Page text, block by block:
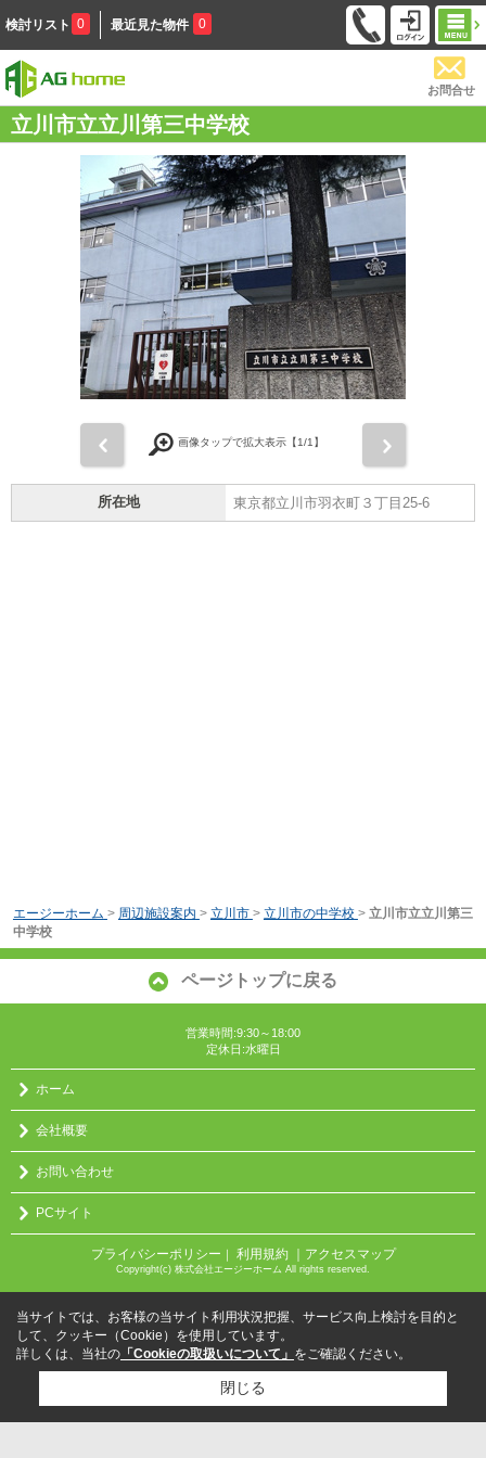
検討リスト 0 最近見た物件 0
お問合せ
立川市立立川第三中学校
画像タップで拡大表示【1/1】
所在地 東京都立川市羽衣町３丁目25-6
エージーホーム > 周辺施設案内 > 立川市 > 立川市の中学校 > 立川市立立川第三
中学校
ページトップに戻る
営業時間:9:30～18:00
定休日:水曜日
ホーム
会社概要
お問い合わせ
PCサイト
プライバシーポリシー ｜ 利用規約 ｜アクセスマップ
Copyright(c) 株式会社エージーホーム All rights reserved.
当サイトでは、お客様の当サイト利用状況把握、サービス向上検討を目的と
して、クッキー（Cookie）を使用しています。
詳しくは、当社の 「Cookieの取扱いについて」 をご確認ください。
閉じる